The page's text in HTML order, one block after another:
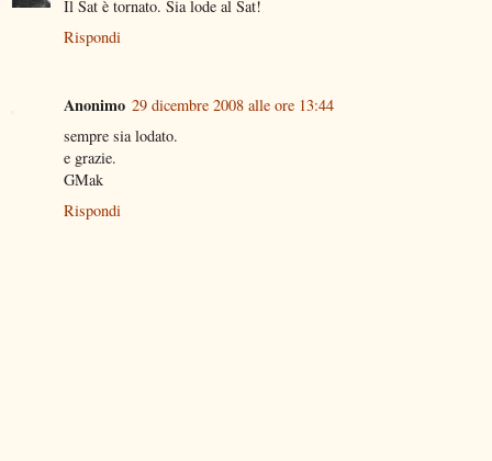
Il Sat è tornato. Sia lode al Sat!
Rispondi
Anonimo 29 dicembre 2008 alle ore 13:44
sempre sia lodato.
e grazie.
GMak
Rispondi